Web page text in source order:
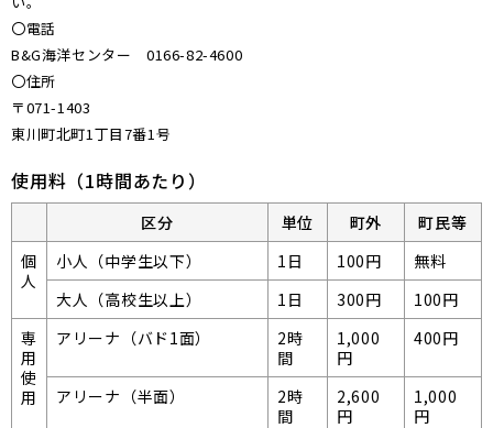
〇電話
B&G海洋センター 0166-82-4600
〇住所
〒071-1403
東川町北町1丁目7番1号
使用料（1時間あたり）
区分 単位 町外
町民等
個
人
小人（中学生以下） 1日 100円
無料
大人（高校生以上）
1日 300円
100円
専
用
使
用
アリーナ（バド1面）
2時
間
1,000
円
400円
アリーナ（半面）
2時
間
2,600
円
1,000
円